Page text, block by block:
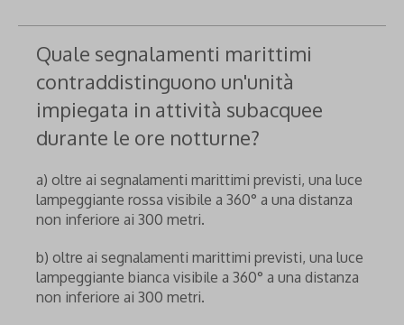
Quale segnalamenti marittimi
contraddistinguono un'unità
impiegata in attività subacquee
durante le ore notturne?
a) oltre ai segnalamenti marittimi previsti, una luce
lampeggiante rossa visibile a 360° a una distanza
non inferiore ai 300 metri.
b) oltre ai segnalamenti marittimi previsti, una luce
lampeggiante bianca visibile a 360° a una distanza
non inferiore ai 300 metri.